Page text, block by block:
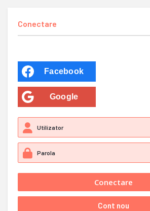
Conectare
Facebook
Google